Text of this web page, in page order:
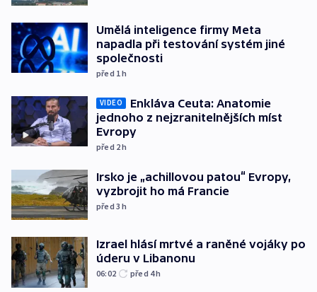
Umělá inteligence firmy Meta
napadla při testování systém jiné
společnosti
před 1h
VIDEO
Enkláva Ceuta: Anatomie
jednoho z nejzranitelnějších míst
Evropy
před 2h
Irsko je „achillovou patou“ Evropy,
vyzbrojit ho má Francie
před 3h
Izrael hlásí mrtvé a raněné vojáky po
úderu v Libanonu
06:02 před 4h